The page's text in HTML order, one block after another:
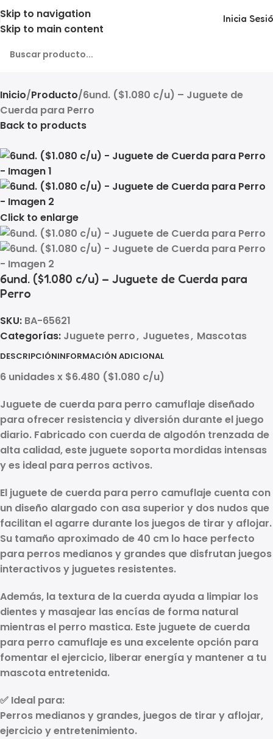
Skip to navigation
Skip to main content
Inicia
Inicio Producto 6und. ($1.080 c/u) – Juguete de
Cuerda para Perro
Back to products
Click to enlarge
6und. ($1.080 c/u) – Juguete de Cuerda para
Perro
SKU: BA-65621
Categorías: Juguete perro, Juguetes, Mascotas
DESCRIPCIÓNINFORMACIÓN ADICIONAL
6 unidades x $6.480 ($1.080 c/u)
Juguete de cuerda para perro camuflaje diseñado
para ofrecer resistencia y diversión durante el juego
diario. Fabricado con cuerda de algodón trenzada de
alta calidad, este juguete soporta mordidas intensas
y es ideal para perros activos.
El juguete de cuerda para perro camuflaje cuenta con
un diseño alargado con asa superior y dos nudos que
facilitan el agarre durante los juegos de tirar y aflojar.
Su tamaño aproximado de 40 cm lo hace perfecto
para perros medianos y grandes que disfrutan juegos
interactivos y juguetes resistentes.
Además, la textura de la cuerda ayuda a limpiar los
dientes y masajear las encías de forma natural
mientras el perro mastica. Este juguete de cuerda
para perro camuflajees una excelente opción para
fomentar el ejercicio, liberar energía y mantener a tu
mascota entretenida.
✅ Ideal para:
Perros medianos y grandes, juegos de tirar y aflojar,
ejercicio y entretenimiento.